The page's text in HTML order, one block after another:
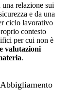
relazione sui
e da una
ciclo lavorativo
contesto
per cui non è
valutazioni
.